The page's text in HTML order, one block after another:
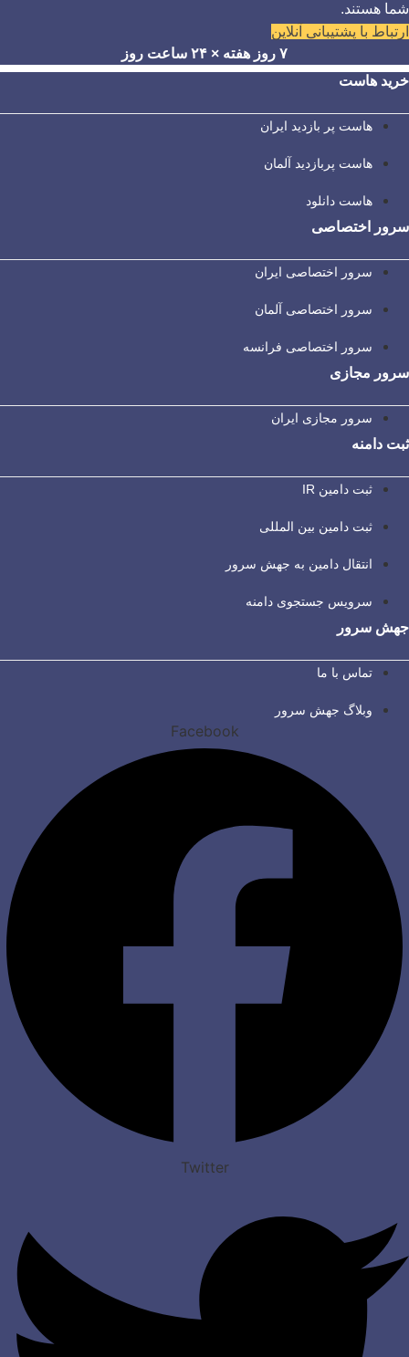
شما هستند.
ارتباط با پشتیبانی آنلاین
۷ روز هفته × ۲۴ ساعت روز
خرید هاست
هاست پر بازدید ایران
هاست پربازدید آلمان
هاست دانلود
سرور اختصاصی
سرور اختصاصی ایران
سرور اختصاصی آلمان
سرور اختصاصی فرانسه
سرور مجازی
سرور مجازی ایران
ثبت دامنه
ثبت دامین IR
ثبت دامین بین المللی
انتقال دامین به جهش سرور
سرویس جستجوی دامنه
جهش سرور
تماس با ما
وبلاگ جهش سرور
Facebook
Twitter